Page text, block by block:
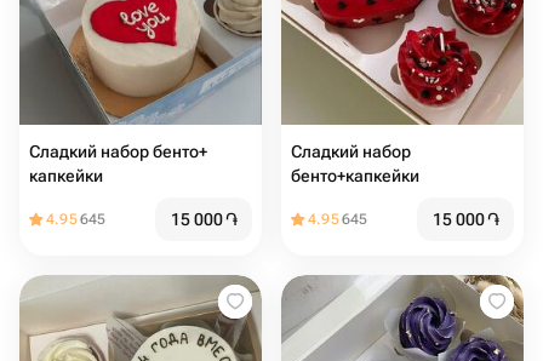
Сладкий набор бенто+
капкейки
4.95645 15 000֏
Сладкий набор
бенто+капкейки
4.95645 15 000֏